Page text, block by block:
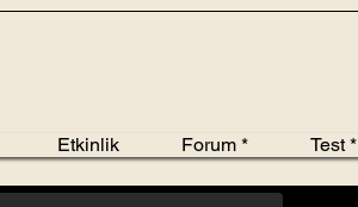
Etkinlik Forum * Test *